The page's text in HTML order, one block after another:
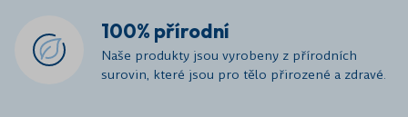
100% přírodní
Naše produkty jsou vyrobeny z přírodních
surovin, které jsou pro tělo přirozené a zdravé.